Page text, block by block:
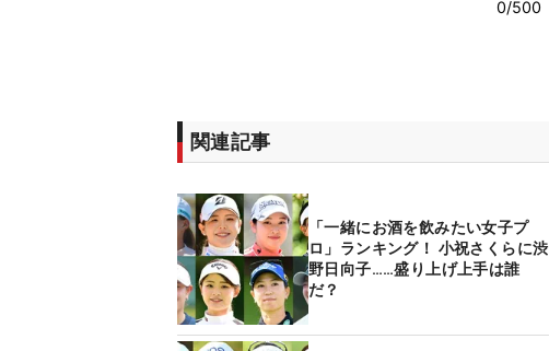
関連記事
「一緒にお酒を飲みたい女子プ
ロ」ランキング！ 小祝さくらに渋
野日向子……盛り上げ上手は誰
だ？